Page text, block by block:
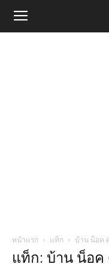
หน้าแรก แท็ก บ้าน น็อค
แท็ก: บ้าน น็อค